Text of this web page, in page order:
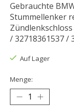
Gebrauchte
Stummellenker
/ 32718361537 /
Auf Lager
Menge: